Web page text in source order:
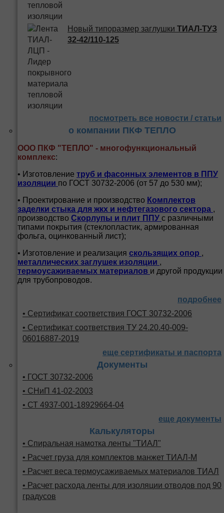
Новый типоразмер заглушки ТИАЛ-ТУЗ
32-42/110-125
посмотреть все новости / статьи
о компании ПКФ ТЕПЛО
ООО ПКФ "ТЕПЛО" - многофункциональный
комплекс:
• Изготовление труб и фасонных элементов в ППУ
изоляции по ГОСТ 30732-2006 (от 57 до 530 мм);
• Проектирование и производство Комплектов
заделки стыка для жкх и нефтегазового сектора ,
производство Скорлупы и плит ППУ с различными
типами покрытия (стеклопластик, армированная
фольга, оцинкованный лист);
• Изготовление и реализация скользящих опор ,
металлических заглушек изоляции ,
термоусаживаемых материалов и другой продукции
для трубопроводов.
подробнее
• Сертификат соответствия ГОСТ 30732-2006
• Сертификат соответствия ТУ 24.20.40-009-
06016887-2019
еще сертификаты и паспорта
Документы
• ГОСТ 30732-2006
• СНиП 41-02-2003
• СТ 4937-001-18929664-04
еще документы
Калькуляторы
• Спиральная намотка ленты "ТИАЛ"
• Расчет груза для комплектов манжет ТИАЛ-М
• Расчет веса термоусаживаемых материалов ТИАЛ
• Расчет расхода ленты для изоляции отводов под 90
градусов